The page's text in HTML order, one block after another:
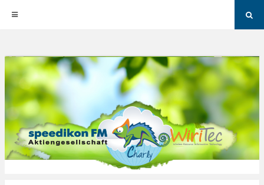
content